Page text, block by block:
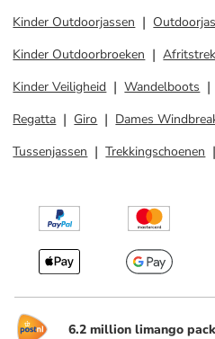
Kinder Outdoorjassen
Kinder Outdoorbroeken
Kinder Veiligheid
Wandelboots
Regatta
Giro Dames
Tussenjassen
Trekkingschoenen
6.2 million limango